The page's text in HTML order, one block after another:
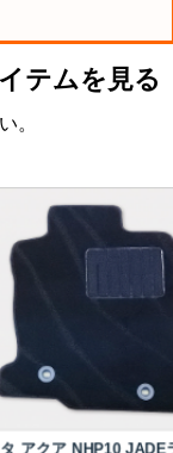
テムを見る
。
ア NHP10 JADEライ